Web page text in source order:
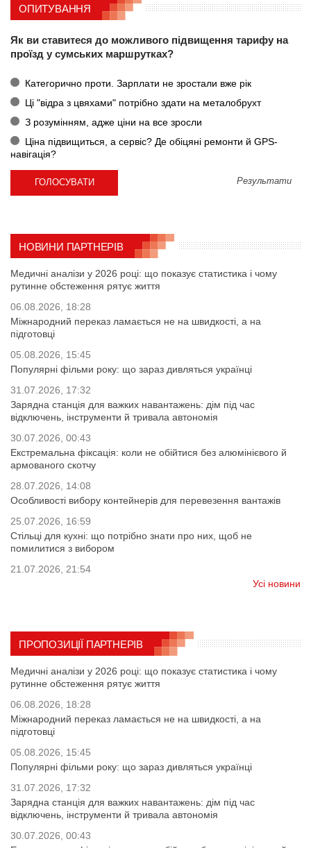
ОПИТУВАННЯ
Як ви ставитеся до можливого підвищення тарифу на
проїзд у сумських маршрутках?
Категорично проти. Зарплати не зростали вже рік
Ці "відра з цвяхами" потрібно здати на металобрухт
З розумінням, адже ціни на все зросли
Ціна підвищиться, а сервіс? Де обіцяні ремонти й GPS-
навігація?
Результати
НОВИНИ ПАРТНЕРІВ
Медичні аналізи у 2026 році: що показує статистика і чому
рутинне обстеження рятує життя
06.08.2026, 18:28
Міжнародний переказ ламається не на швидкості, а на
підготовці
05.08.2026, 15:45
Популярні фільми року: що зараз дивляться українці
31.07.2026, 17:32
Зарядна станція для важких навантажень: дім під час
відключень, інструменти й тривала автономія
30.07.2026, 00:43
Екстремальна фіксація: коли не обійтися без алюмінієвого й
армованого скотчу
28.07.2026, 14:08
Особливості вибору контейнерів для перевезення вантажів
25.07.2026, 16:59
Стільці для кухні: що потрібно знати про них, щоб не
помилитися з вибором
21.07.2026, 21:54
Усі новини
ПРОПОЗИЦІЇ ПАРТНЕРІВ
Медичні аналізи у 2026 році: що показує статистика і чому
рутинне обстеження рятує життя
06.08.2026, 18:28
Міжнародний переказ ламається не на швидкості, а на
підготовці
05.08.2026, 15:45
Популярні фільми року: що зараз дивляться українці
31.07.2026, 17:32
Зарядна станція для важких навантажень: дім під час
відключень, інструменти й тривала автономія
30.07.2026, 00:43